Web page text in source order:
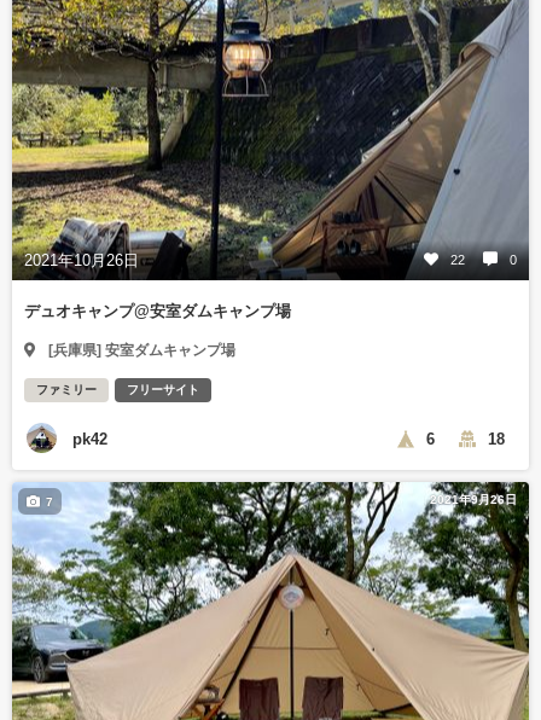
2021年10月26日 22 0
デュオキャンプ@安室ダムキャンプ場
[兵庫県] 安室ダムキャンプ場
ファミリー フリーサイト
pk42 6 18
2021年9月26日
7